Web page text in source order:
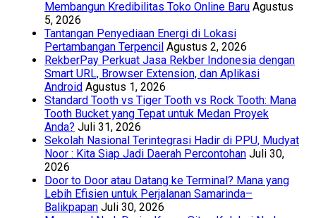
Membangun Kredibilitas Toko Online Baru Agustus
5, 2026
Tantangan Penyediaan Energi di Lokasi
Pertambangan Terpencil Agustus 2, 2026
RekberPay Perkuat Jasa Rekber Indonesia dengan
Smart URL, Browser Extension, dan Aplikasi
Android Agustus 1, 2026
Standard Tooth vs Tiger Tooth vs Rock Tooth: Mana
Tooth Bucket yang Tepat untuk Medan Proyek
Anda? Juli 31, 2026
Sekolah Nasional Terintegrasi Hadir di PPU, Mudyat
Noor : Kita Siap Jadi Daerah Percontohan Juli 30,
2026
Door to Door atau Datang ke Terminal? Mana yang
Lebih Efisien untuk Perjalanan Samarinda–
Balikpapan Juli 30, 2026